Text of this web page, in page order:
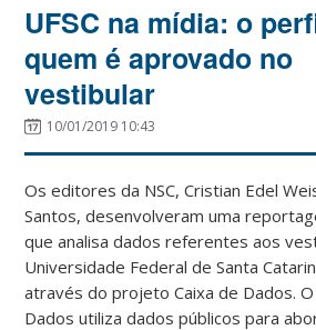
UFSC na mídia: o
quem é aprovado no
vestibular
10/01/2019 10:43
Os editores da NSC, Cristian Edel
Santos, desenvolveram uma
que analisa dados referentes aos
Universidade Federal de Santa
através do projeto Caixa de Dados. O
Dados utiliza dados públicos para